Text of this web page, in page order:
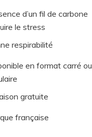
d’un fil de carbone
le stress
respirabilité
en format carré ou
gratuite
française